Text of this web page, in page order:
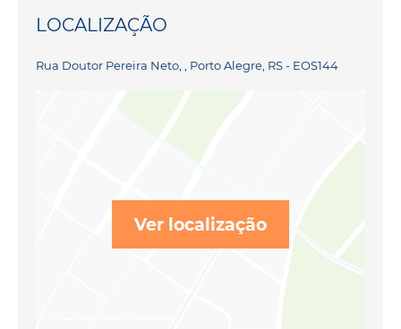
LOCALIZAÇÃO
Rua Doutor Pereira Neto, , Porto Alegre, RS - EOS144
Ver localização